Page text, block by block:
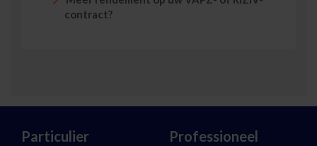
contract?
Particulier Professioneel